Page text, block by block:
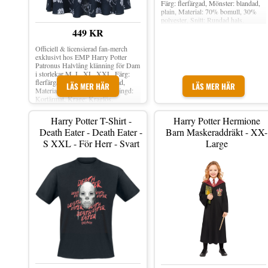
449 KR
LÄS MER HÄR
Officiell & licensierad fan-merch
exklusivt hos EMP Harry Potter
Patronus Halvlång klänning för Dam
i storlekar M, L, XL, XXL. Färg:
flerfärgad, Mönster: Flerfärgad,
Material: 100% viskos, Ärmlängd:
Kortärmat, Krage: Kraglös.
LÄS MER HÄR
Färg: flerfärgad, Mönster: blandad,
plain, Material: 70% bomull, 30%
polyester, Snitt: Rundad hals.
Harry Potter T-Shirt -
Death Eater - Death Eater -
S XXL - För Herr - Svart
Harry Potter Hermione
Barn Maskeraddräkt - XX-
Large